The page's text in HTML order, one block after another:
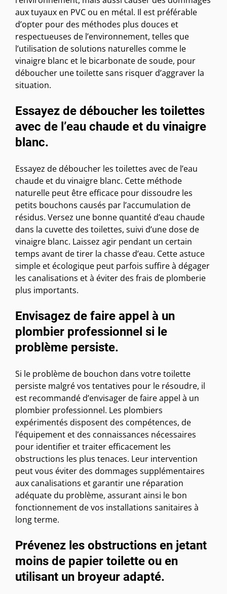
aux tuyaux en PVC ou en métal. Il est préférable
d’opter pour des méthodes plus douces et
respectueuses de l’environnement, telles que
l’utilisation de solutions naturelles comme le
vinaigre blanc et le bicarbonate de soude, pour
déboucher une toilette sans risquer d’aggraver la
situation.
Essayez de déboucher les toilettes
avec de l’eau chaude et du vinaigre
blanc.
Essayez de déboucher les toilettes avec de l’eau
chaude et du vinaigre blanc. Cette méthode
naturelle peut être efficace pour dissoudre les
petits bouchons causés par l’accumulation de
résidus. Versez une bonne quantité d’eau chaude
dans la cuvette des toilettes, suivi d’une dose de
vinaigre blanc. Laissez agir pendant un certain
temps avant de tirer la chasse d’eau. Cette astuce
simple et écologique peut parfois suffire à dégager
les canalisations et à éviter des frais de plomberie
plus importants.
Envisagez de faire appel à un
plombier professionnel si le
problème persiste.
Si le problème de bouchon dans votre toilette
persiste malgré vos tentatives pour le résoudre, il
est recommandé d’envisager de faire appel à un
plombier professionnel. Les plombiers
expérimentés disposent des compétences, de
l’équipement et des connaissances nécessaires
pour identifier et traiter efficacement les
obstructions les plus tenaces. Leur intervention
peut vous éviter des dommages supplémentaires
aux canalisations et garantir une réparation
adéquate du problème, assurant ainsi le bon
fonctionnement de vos installations sanitaires à
long terme.
Prévenez les obstructions en jetant
moins de papier toilette ou en
utilisant un broyeur adapté.